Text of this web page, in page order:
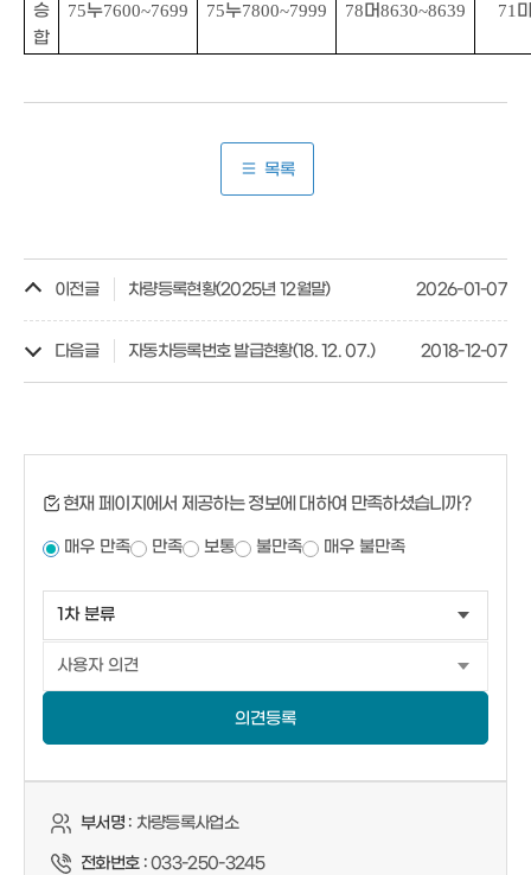
승
합
75누7600~7699 75누7800~7999 78머8630~8639 71
목록
이전글 차량등록현황(2025년 12월말) 2026-01-07
다음글 자동차등록번호 발급현황(18. 12. 07.) 2018-12-07
현재 페이지에서 제공하는 정보에 대하여 만족하셨습니까?
매우 만족 만족 보통 불만족 매우 불만족
의견등록
부서명 : 차량등록사업소
전화번호 :033-250-3245